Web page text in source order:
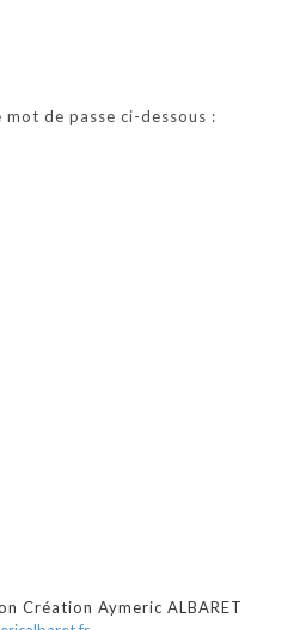
de passe ci-dessous :
Création Aymeric ALBARET